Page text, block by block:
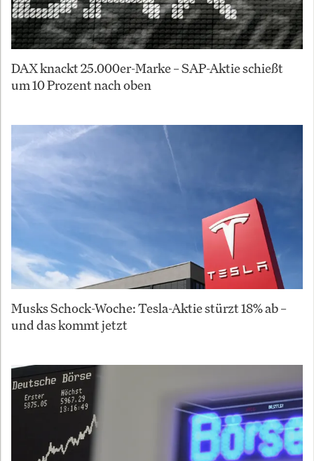
DAX knackt 25.000er-Marke – SAP-Aktie schießt
um 10 Prozent nach oben
Musks Schock-Woche: Tesla-Aktie stürzt 18% ab –
und das kommt jetzt